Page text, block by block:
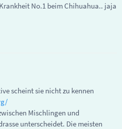
No.1 beim Chihuahua.. jaja
scheint sie nicht zu kennen
Mischlingen und
unterscheidet. Die meisten